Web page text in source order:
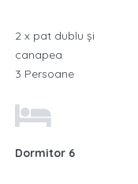
2 x pat dublu și
canapea
3 Persoane
Dormitor 6